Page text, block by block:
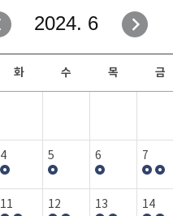
2024. 6
화 수 목 금
4 5 6 7
11 12 13 14